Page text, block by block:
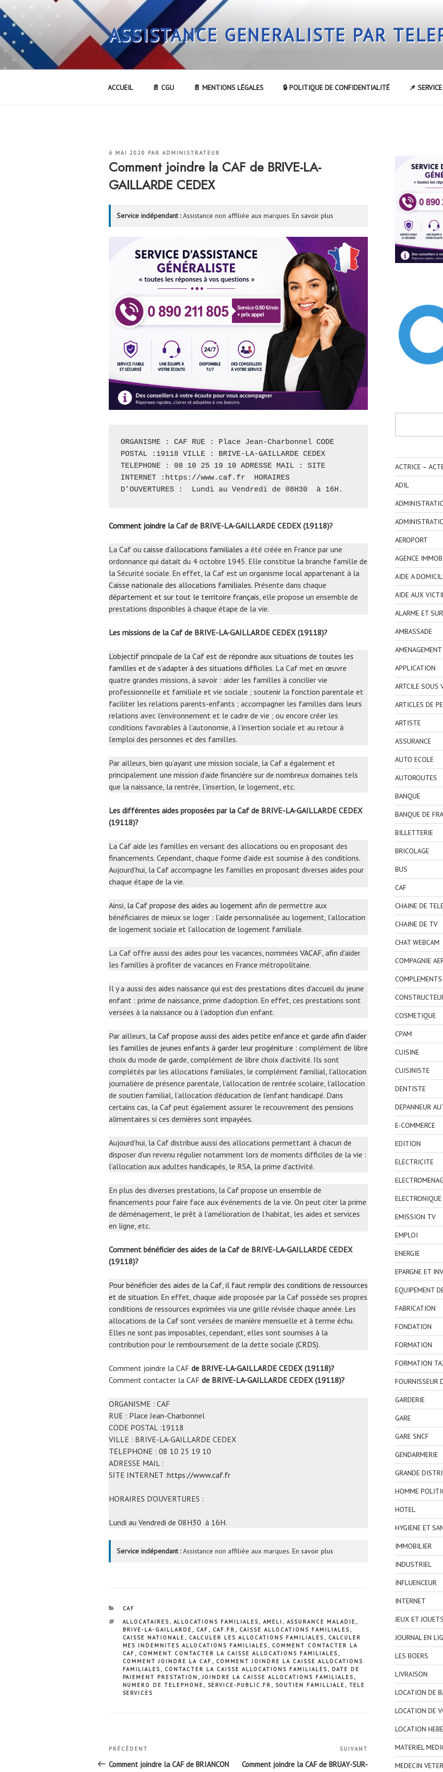
Aller
au
contenu
principal
ASSISTANCE GENERALISTE PAR
ACCUEIL 📄 CGU 📄 MENTIONS LÉGALES 🔒 POLITIQUE DE CONFIDENTIALITÉ 📌
PUBLIÉ
6 MAI 2020 PAR ADMINISTRATEUR
Comment joindre la CAF de BRIVE-LA-
GAILLARDE CEDEX
Service indépendant :Assistance non affiliée aux marques. En savoir plus
ORGANISME : CAF RUE : Place Jean-Charbonnel CODE
POSTAL :19118 VILLE : BRIVE-LA-GAILLARDE CEDEX
TELEPHONE : 08 10 25 19 10 ADRESSE MAIL : SITE
INTERNET : https://www.caf.fr
  HORAIRES
D’OUVERTURES :  Lundi au Vendredi de 08H30  à 16H.
Comment joindre la Caf de BRIVE-LA-GAILLARDE CEDEX (19118)?
La Caf ou caisse d’allocations familiales a été créée en France par une
ordonnance qui datait du 4 octobre 1945. Elle constitue la branche famille de
la Sécurité sociale. En effet, la Caf est un organisme local appartenant à la
Caisse nationale des allocations familiales. Présente dans chaque
département et sur tout le territoire français , elle propose un ensemble de
prestations disponibles à chaque étape de la vie.
Les missions de la Caf de BRIVE-LA-GAILLARDE CEDEX (19118)?
L’objectif principale de la Caf est de répondre aux situations de toutes les
familles et de s’adapter à des situations difficiles. La Caf met en œuvre
quatre grandes missions, à savoir : aider les familles à concilier vie
professionnelle et familiale et vie sociale ; soutenir la fonction parentale et
faciliter les relations parents-enfants ; accompagner les familles dans leurs
relations avec l’environnement et le cadre de vie ; ou encore créer les
conditions favorables à l’autonomie, à l’insertion sociale et au retour à
l’emploi des personnes et des familles.
Par ailleurs, bien qu’ayant une mission sociale, la Caf a également et
principalement une mission d’aide financière sur de nombreux domaines tels
que la naissance, la rentrée, l’insertion, le logement, etc.
Les différentes aides proposées par la Caf de BRIVE-LA-GAILLARDE CEDEX
(19118)?
La Caf aide les familles en versant des allocations ou en proposant des
financements. Cependant, chaque forme d’aide est soumise à des conditions.
Aujourd’hui, la Caf accompagne les familles en proposant diverses aides pour
chaque étape de la vie.
Ainsi, la Caf propose des aides au logement afin de permettre aux
bénéficiaires de mieux se loger : l’aide personnalisée au logement, l’allocation
de logement sociale et l’allocation de logement familiale.
La Caf offre aussi des aides pour les vacances, nommées VACAF , afin d’aider
les familles à profiter de vacances en France métropolitaine.
Il y a aussi des aides naissance qui est des prestations dites d’accueil du jeune
enfant : prime de naissance, prime d’adoption. En effet, ces prestations sont
versées à la naissance ou à l’adoption d’un enfant.
Par ailleurs, la Caf propose aussi des aides petite enfance et garde afin d’aider
les familles de jeunes enfants à garder leur progéniture : complément de libre
choix du mode de garde, complément de libre choix d’activité. Ils sont
complétés par les allocations familiales, le complément familial, l’allocation
journalière de présence parentale, l’allocation de rentrée scolaire, l’allocation
de soutien familial, l’allocation d’éducation de l’enfant handicapé. Dans
certains cas, la Caf peut également assurer le recouvrement des pensions
alimentaires si ces dernières sont impayées.
Aujourd’hui, la Caf distribue aussi des allocations permettant à chacun de
disposer d’un revenu régulier notamment lors de moments difficiles de la vie :
l’allocation aux adultes handicapés, le RSA, la prime d’activité.
En plus des diverses prestations, la Caf propose un ensemble de
financements pour faire face aux événements de la vie. On peut citer la prime
de déménagement, le prêt à l’amélioration de l’habitat, les aides et services
en ligne, etc.
Comment bénéficier des aides de la Caf de BRIVE-LA-GAILLARDE CEDEX
(19118)?
Pour bénéficier des aides de la Caf, il faut remplir des conditions de ressources
et de situation. En effet, chaque aide proposée par la Caf possède ses propres
conditions de ressources exprimées via une grille révisée chaque année. Les
allocations de la Caf sont versées de manière mensuelle et à terme échu.
Elles ne sont pas imposables, cependant, elles sont soumises à la
contribution pour le remboursement de la dette sociale (CRDS).
Comment joindre la CAF de BRIVE-LA-GAILLARDE CEDEX (19118)?
Comment contacter la CAF de BRIVE-LA-GAILLARDE CEDEX (19118)?
ORGANISME : CAF
RUE : Place Jean-Charbonnel
CODE POSTAL :19118
VILLE : BRIVE-LA-GAILLARDE CEDEX
TELEPHONE : 08 10 25 19 10
ADRESSE MAIL :
SITE INTERNET :https://www.caf.fr
HORAIRES D’OUVERTURES :
Lundi au Vendredi de 08H30 à 16H.
Service indépendant :Assistance non affiliée aux marques. En savoir plus
CATÉGORIES
CAF
ÉTIQUETTES
ALLOCATAIRES , ALLOCATIONS FAMILIALES , AMELI , ASSURANCE MALADIE ,
BRIVE-LA-GAILLARDE , CAF , CAF.FR , CAISSE ALLOCATIONS FAMILIALES ,
CAISSE NATIONALE , CALCULER LES ALLOCATIONS FAMILIALES , CALCULER
MES INDEMNITES ALLOCATIONS FAMILIALES , COMMENT CONTACTER LA
CAF , COMMENT CONTACTER LA CAISSE ALLOCATIONS FAMILIALES ,
COMMENT JOINDRE LA CAF , COMMENT JOINDRE LA CAISSE ALLOCATIONS
FAMILIALES , CONTACTER LA CAISSE ALLOCATIONS FAMILIALES , DATE DE
PAIEMENT PRESTATION ,JOINDRE LA CAISSE ALLOCATIONS FAMILIALES ,
NUMERO DE TELEPHONE , SERVICE-PUBLIC.FR , SOUTIEN FAMILLIALE , TELE
SERVICES
Navigation
de
Article
précédent
PRÉCÉDENT
Comment joindre la CAF de BRIANCON
suivant
SUIVANT
Comment joindre la CAF de BRUAY-SUR-
ACTRICE –
ADIL
AEROPORT
AGENCE
AIDE A
AIDE AUX
ALARME ET
AMBASSADE
APPLICATION
ARTCILE SOUS
ARTICLES DE
ARTISTE
ASSURANCE
AUTO ECOLE
AUTOROUTES
BANQUE
BANQUE DE
BILLETTERIE
BRICOLAGE
BUS
CAF
CHAINE DE
CHAINE DE TV
CHAT WEBCAM
COMPAGNIE
COSMETIQUE
CPAM
CUISINE
CUISINISTE
DENTISTE
DEPANNEUR
E-COMMERCE
EDITION
ELECTRICITE
EMISSION TV
EMPLOI
ENERGIE
EPARGNE ET
EQUIPEMENT
FABRICATION
FONDATION
FORMATION
FORMATION
FOURNISSEUR
GARDERIE
GARE
GARE SNCF
GENDARMERIE
GRANDE
HOMME
HOTEL
HYGIENE ET
IMMOBILIER
INDUSTRIEL
INFLUENCEUR
INTERNET
JEUX ET JOUETS
JOURNAL EN
LES BOERS
LIVRAISON
LOCATION DE
LOCATION DE
LOCATION
MATERIEL
MEDECIN